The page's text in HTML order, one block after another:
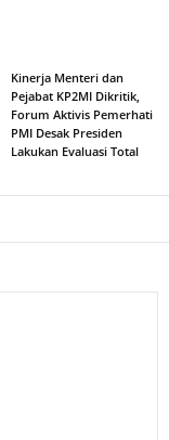
Kinerja Menteri dan
Pejabat KP2MI Dikritik,
Forum Aktivis Pemerhati
PMI Desak Presiden
Lakukan Evaluasi Total